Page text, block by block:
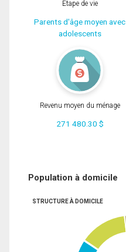
Étape de vie
Parents d'âge moyen avec
adolescents
Revenu moyen du ménage
271 480.30 $
Population à domicile
STRUCTURE À DOMICILE